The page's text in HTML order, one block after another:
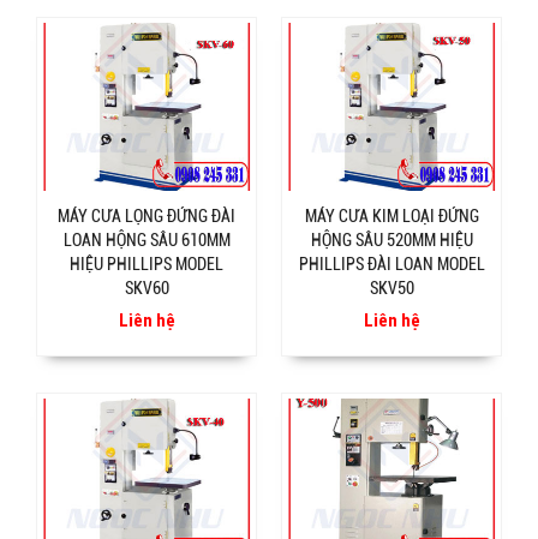
MÁY CƯA LỌNG ĐỨNG ĐÀI
LOAN HỘNG SÂU 610MM
HIỆU PHILLIPS MODEL
SKV60
Liên hệ
MÁY CƯA KIM LOẠI ĐỨNG
HỘNG SÂU 520MM HIỆU
PHILLIPS ĐÀI LOAN MODEL
SKV50
Liên hệ